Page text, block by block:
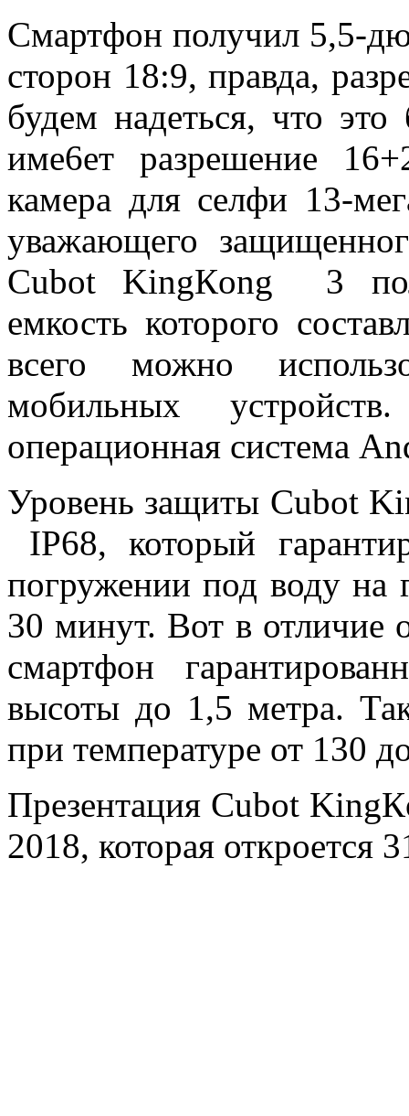
Смартфон получил 5,5-
сторон 18:9, правда,
будем надеться, что
име6ет разрешение
камера для селфи 13-
уважающего
Cubot KingКong 3
емкость которого
всего можно
мобильных
операционная система
Уровень защиты Cubot
IP68, который
погружении под воду на
30 минут. Вот в отличие
смартфон
высоты до 1,5 метра.
при температуре от 130
Презентация Cubot
2018, которая откроется